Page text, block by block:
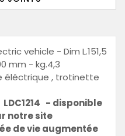
vehicle - Dim L.151,5
mm - kg.4,3
éléctrique , trotinette
: LDC1214 - disponible
notre site
de vie augmentée